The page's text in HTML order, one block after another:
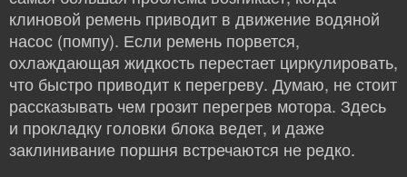
клиновой ремень приводит в движение водяной
насос (помпу). Если ремень порвется,
охлаждающая жидкость перестает циркулировать,
что быстро приводит к перегреву. Думаю, не стоит
рассказывать чем грозит перегрев мотора. Здесь
и прокладку головки блока ведет, и даже
заклинивание поршня встречаются не редко.